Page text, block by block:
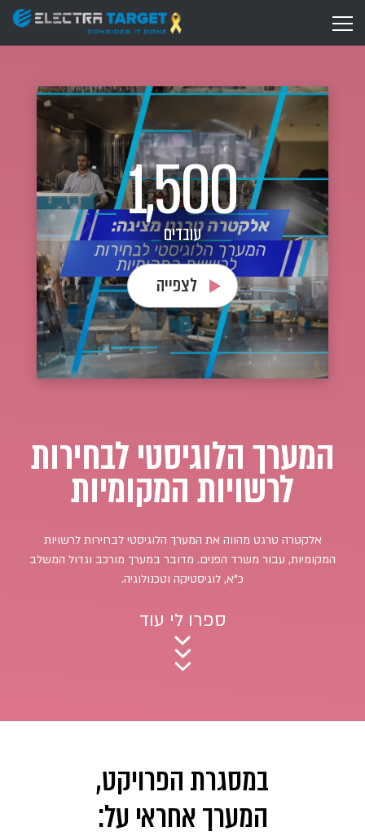
המערך הלוגיסטי לבחירות
לרשויות המקומיות
אלקטרה טרגט מהווה את המערך הלוגיסטי לבחירות לרשויות
המקומיות, עבור משרד הפנים. מדובר במערך מורכב וגדול המשלב
כ"א, לוגיסטיקה וטכנולוגיה.
ספרו לי עוד
1,500
עובדים
לצפייה
במסגרת הפרויקט,
המערך אחראי על: